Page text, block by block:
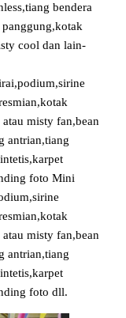
bendera
panggung,kotak
cool dan lain-
misty fan,bean
antrian,tiang
foto Mini
misty fan,bean
antrian,tiang
foto dll.